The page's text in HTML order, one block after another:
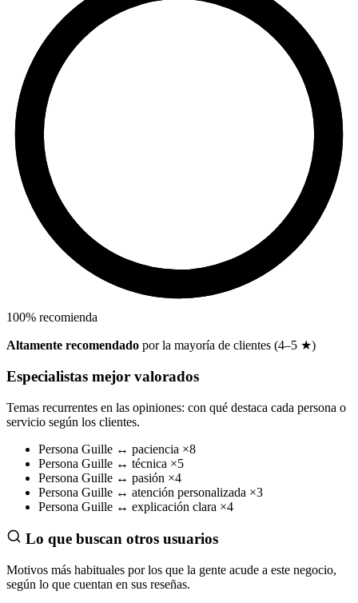
100% recomienda
Altamente recomendado por la mayoría de clientes (4–5 ★)
Especialistas mejor valorados
Temas recurrentes en las opiniones: con qué destaca cada persona o
servicio según los clientes.
Persona Guille ↔ paciencia ×8
Persona Guille ↔ técnica ×5
Persona Guille ↔ pasión ×4
Persona Guille ↔ atención personalizada ×3
Persona Guille ↔ explicación clara ×4
Lo que buscan otros usuarios
Motivos más habituales por los que la gente acude a este negocio,
según lo que cuentan en sus reseñas.